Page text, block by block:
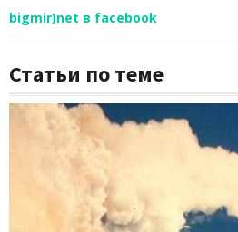
bigmir)net в facebook
Статьи по теме